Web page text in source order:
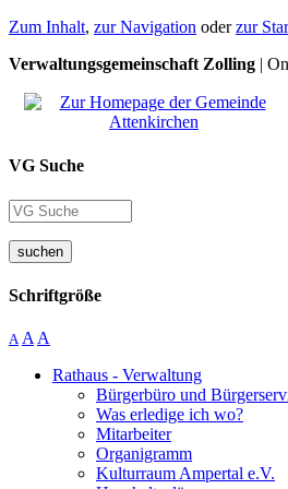
Zum Inhalt, zur Navigation oderzur
Verwaltungsgemeinschaft Zolling |
VG Suche
suchen
Schriftgröße
A A A
Rathaus - Verwaltung
Bürgerbüro und
Was erledige ich wo?
Mitarbeiter
Organigramm
Kulturraum Ampertal e.V.